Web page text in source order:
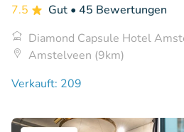
7.5
Gut • 45 Bewertungen
Diamond Capsule Hotel
Amstelveen (9km)
Verkauft: 209